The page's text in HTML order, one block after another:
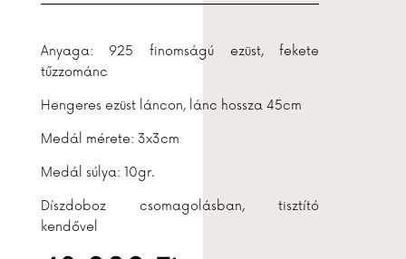
Anyaga: 925 finomságú ezüst, fekete
tűzzománc
Hengeres ezüst láncon, lánc hossza 45cm
Medál mérete: 3x3cm
Medál súlya: 10gr.
Díszdoboz csomagolásban, tisztító
kendővel